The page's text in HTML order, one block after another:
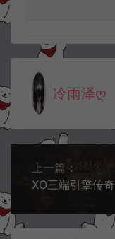
冷雨泽ღ
上一篇：